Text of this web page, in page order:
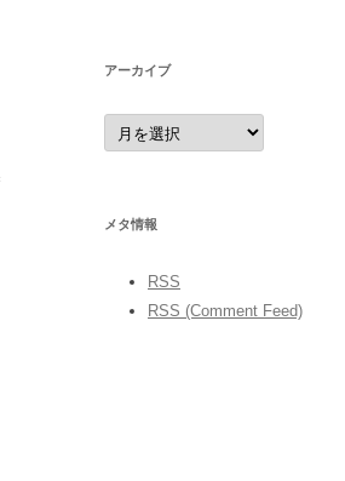
アーカイブ
ア
ー
カ
メタ情報
RSS
RSS (Comment Feed)